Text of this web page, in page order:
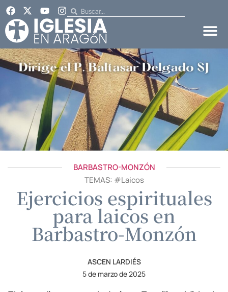
BARBASTRO-MONZÓN
TEMAS: #Laicos
Ejercicios espirituales
para laicos en
Barbastro-Monzón
ASCEN LARDIÉS
5 de marzo de 2025